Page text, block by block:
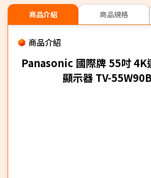
商品介紹 商品規格
商品介紹
Panasonic 國際牌 55吋 4K
顯示器 TV-